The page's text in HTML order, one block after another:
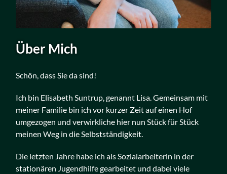
Über Mich
Schön, dass Sie da sind!
Ich bin Elisabeth Suntrup, genannt Lisa. Gemeinsam mit
meiner Familie bin ich vor kurzer Zeit auf einen Hof
umgezogen und verwirkliche hier nun Stück für Stück
meinen Weg in die Selbstständigkeit.
Die letzten Jahre habe ich als Sozialarbeiterin in der
stationären Jugendhilfe gearbeitet und dabei viele